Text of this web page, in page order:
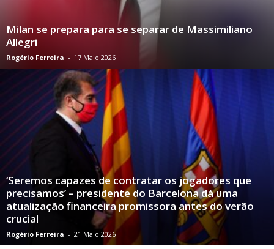
Milan se prepara para se separar de Massimiliano
Allegri
Rogério Ferreira - 17 Maio 2026
‘Seremos capazes de contratar os jogadores que
precisamos’ – presidente do Barcelona dá uma
atualização financeira promissora antes do verão
crucial
Rogério Ferreira - 21 Maio 2026